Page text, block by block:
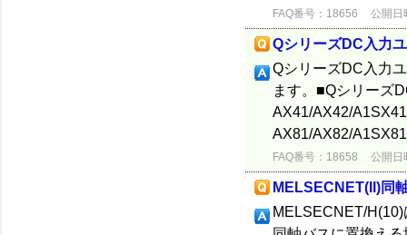
FAQ番号：18656 公開日
QシリーズDC入力
QシリーズDC入力
ます。■Qシリー
AX41/AX42/
AX81/AX82/
FAQ番号：18658 公開日
MELSECNET(II)同
MELSECNET/